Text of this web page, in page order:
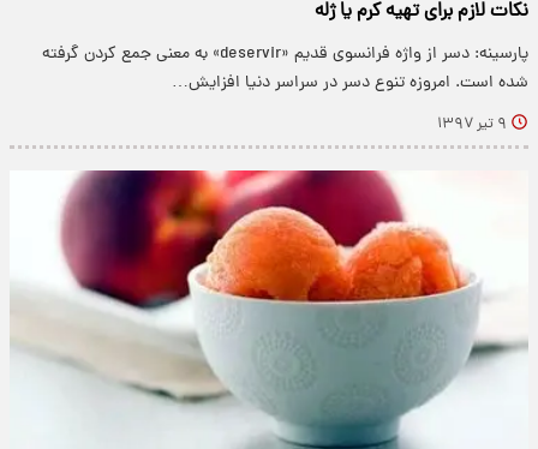
نکات لازم برای تهیه کرم یا ژله
پارسینه: دسر از واژه فرانسوی قدیم «deservir» به معنی جمع کردن گرفته
شده است. امروزه تنوع دسر در سراسر دنیا افزایش…
۹ تیر ۱۳۹۷